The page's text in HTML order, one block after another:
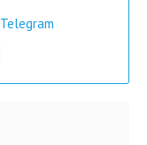
Telegram